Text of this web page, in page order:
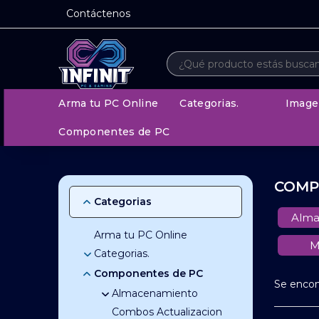
Contáctenos
Arma tu PC Online Categorias.
Componentes de PC
Categorias
Arma tu PC Online
Categorias.
Accesorios
Accesorios de Celulares
Accesorios Notebook
Adaptadores y Cables
Anime
Componentes de PC
Almacenamiento
Discos Rigidos
Combos Actualizacion
Se